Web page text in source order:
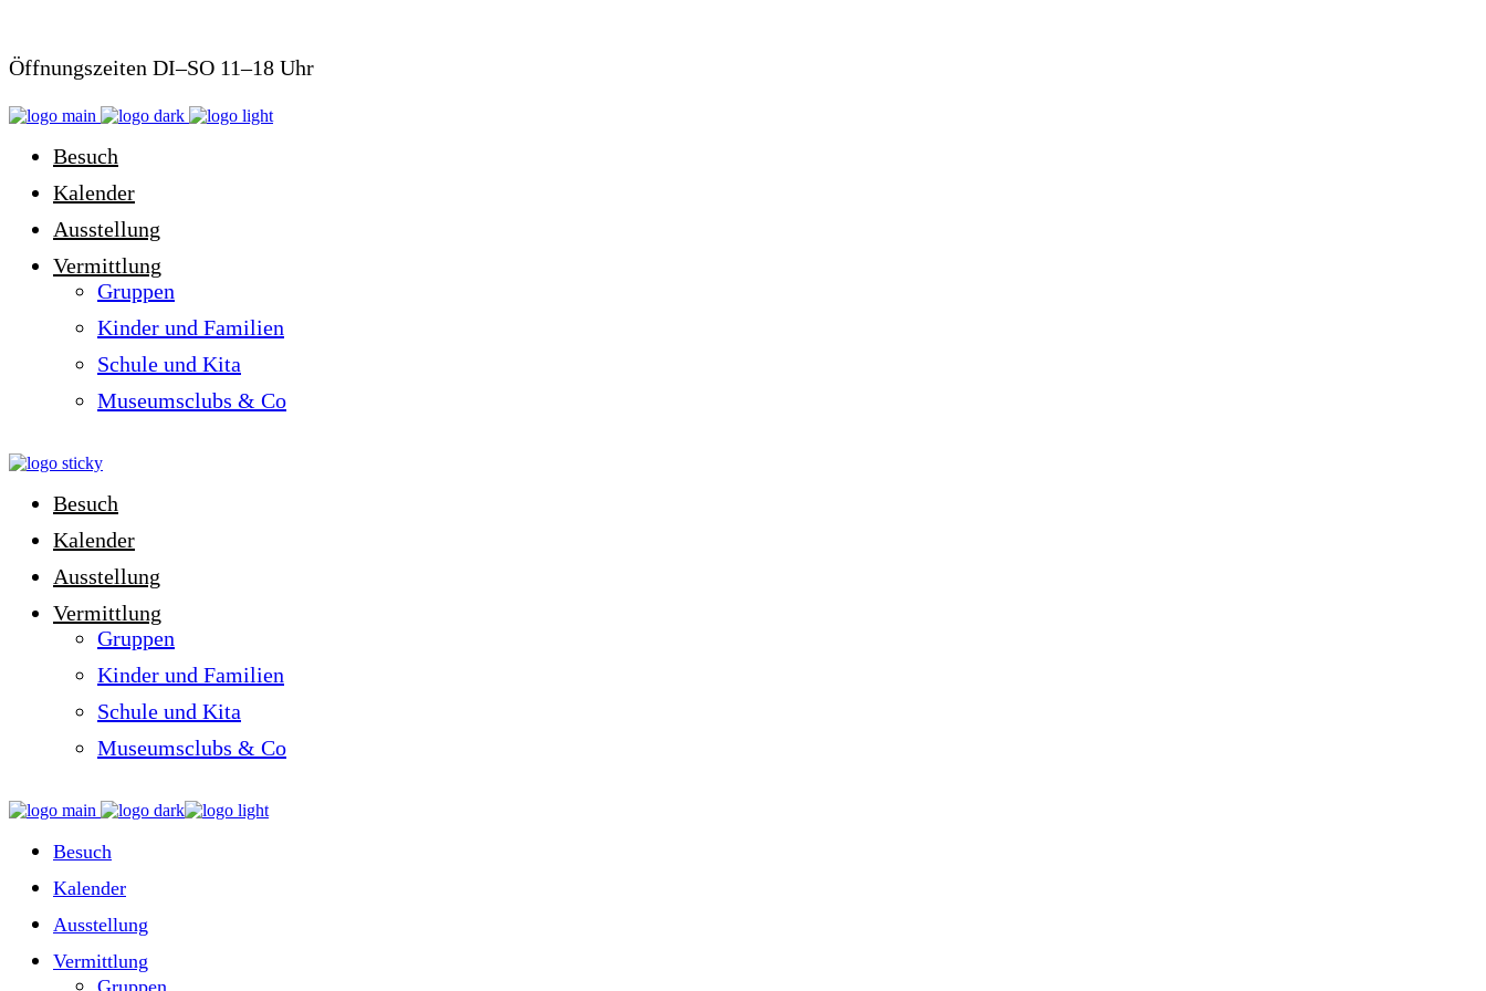
Öffnungszeiten DI–SO 11–18 Uhr
Besuch
Kalender
Ausstellung
Vermittlung
Gruppen
Kinder und Familien
Schule und Kita
Museumsclubs & Co
Besuch
Kalender
Ausstellung
Vermittlung
Gruppen
Kinder und Familien
Schule und Kita
Museumsclubs & Co
Besuch
Kalender
Ausstellung
Vermittlung
Gruppen